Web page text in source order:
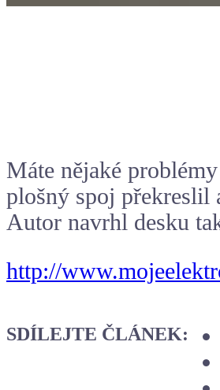
Máte nějaké
plošný spoj překreslil
Autor navrhl desku
http://
SDÍLEJTE ČLÁNEK: